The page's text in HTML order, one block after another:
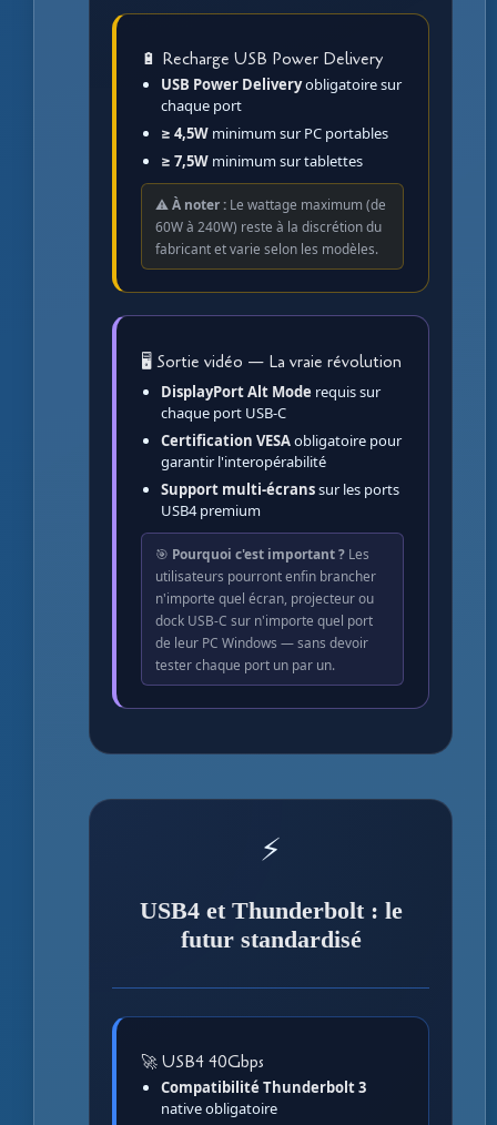
🔋 Recharge USB Power Delivery
USB Power Deliveryobligatoire sur
chaque port
≥ 4,5W minimum sur PC portables
≥ 7,5W minimum sur tablettes
⚠️ À noter : Le wattage maximum (de
60W à 240W) reste à la discrétion du
fabricant et varie selon les modèles.
🖥️ Sortie vidéo — La vraie révolution
DisplayPort Alt Mode requis sur
chaque port USB-C
Certification VESAobligatoire pour
garantir l'interopérabilité
Support multi-écranssur les ports
USB4 premium
🎯 Pourquoi c'est important ? Les
utilisateurs pourront enfin brancher
n'importe quel écran, projecteur ou
dock USB-C sur n'importe quel port
de leur PC Windows — sans devoir
tester chaque port un par un.
⚡
USB4 et Thunderbolt : le
futur standardisé
🚀 USB4 40Gbps
Compatibilité Thunderbolt 3
native obligatoire